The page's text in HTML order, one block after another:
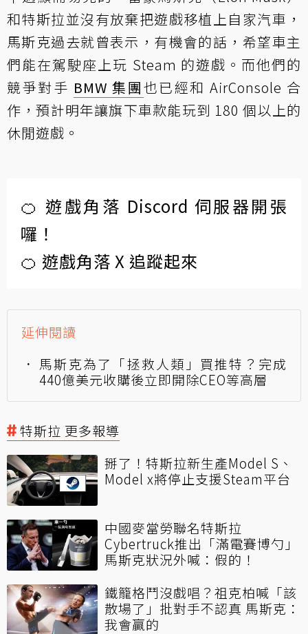
和特斯拉並沒有放棄把遊戲移植上自家汽車，
馬斯克過去就曾表示，有機會的話，希望車主
們能在駕駛座上玩 Steam 的遊戲。而他們的
競爭對手 BMW 集團也已經和 AirConsole 合
作，預計明年讓旗下車款能玩到 180 個以上的
休閒遊戲。
🍊 遊戲角落 Discord 伺服器開張
囉！
🍊 遊戲角落 X 追蹤起來
延伸閱讀
馬斯克為了「拯救人類」買推特？完成
440億美元收購後立即開除CEO等高層
特斯拉 更多報導
掰了！特斯拉新生產Model S、
Model x將停止支援Steam平台
中國麥當勞聯名特斯拉
Cybertruck推出「滿電賽博勺」
馬斯克狀況外喊：假的！
鐵籠格鬥沒戲唱？祖克柏喊「該
散場了」批對手不認真 馬斯克：
我會贏的